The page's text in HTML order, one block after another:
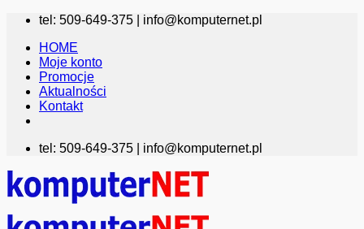
Przewiń
zawartości
tel: 509-649-375 | info@komputernet.pl
HOME
Moje konto
Promocje
Aktualności
Kontakt
tel: 509-649-375 | info@komputernet.pl